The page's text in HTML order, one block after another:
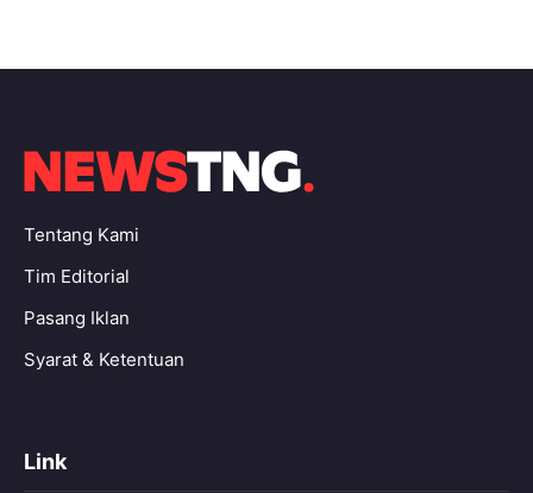
Tentang Kami
Tim Editorial
Pasang Iklan
Syarat & Ketentuan
Link